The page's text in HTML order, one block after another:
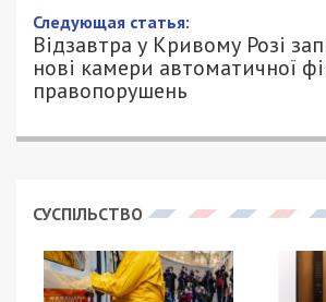
Следующая статья:
Відзавтра у Кривому Розі
нові камери автоматичної
правопорушень
СУСПІЛЬСТВО